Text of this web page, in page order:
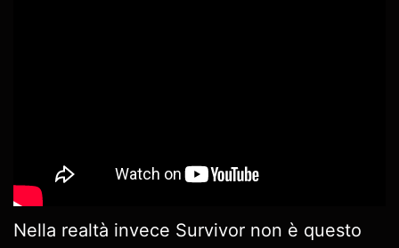
Nella realtà invece Survivor non è questo